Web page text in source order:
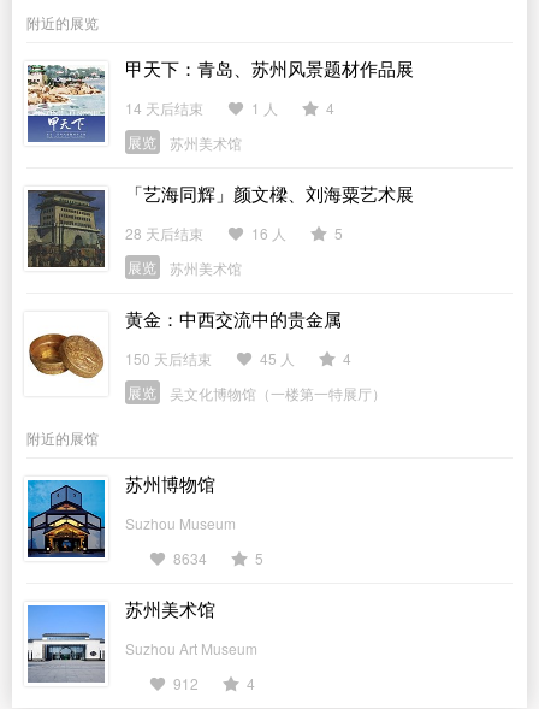
附近的展览
甲天下：青岛、苏州风景题材作品展
14 天后结束 1 人
4
展览
苏州美术馆
「艺海同辉」颜文樑、刘海粟艺术展
28 天后结束 16 人
5
展览
苏州美术馆
黄金：中西交流中的贵金属
150 天后结束 45 人
4
展览
吴文化博物馆（一楼第一特展厅）
附近的展馆
苏州博物馆
Suzhou Museum
8634
5
苏州美术馆
Suzhou Art Museum
912
4